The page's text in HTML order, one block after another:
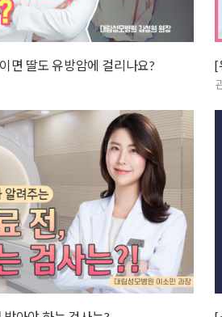
면 딸도 유방암에 걸리나요? [